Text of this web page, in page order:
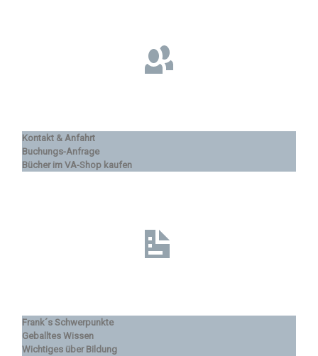
Kontakt & Anfahrt
Buchungs-Anfrage
Bücher im VA-Shop kaufen
Frank´s Schwerpunkte
Geballtes Wissen
Wichtiges über Bildung